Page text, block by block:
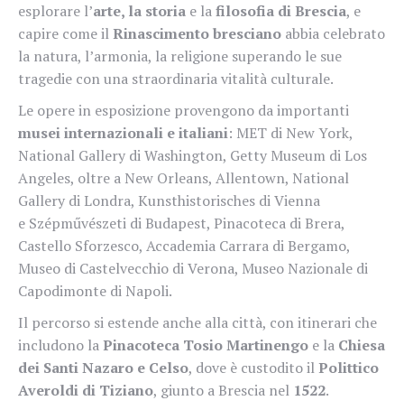
esplorare l’arte, la storia e lafilosofia di Brescia, e
capire come ilRinascimento bresciano abbia celebrato
la natura, l’armonia, la religione superando le sue
tragedie con una straordinaria vitalità culturale.
Le opere in esposizione provengono da importanti
musei internazionali e italiani: MET di New York,
National Gallery di Washington, Getty Museum di Los
Angeles, oltre a New Orleans, Allentown, National
Gallery di Londra, Kunsthistorisches di Vienna
e Szépművészeti di Budapest, Pinacoteca di Brera,
Castello Sforzesco, Accademia Carrara di Bergamo,
Museo di Castelvecchio di Verona, Museo Nazionale di
Capodimonte di Napoli.
Il percorso si estende anche alla città, con itinerari che
includono laPinacoteca Tosio Martinengo e la Chiesa
dei Santi Nazaro e Celso, dove è custodito ilPolittico
Averoldi di Tiziano, giunto a Brescia nel 1522.